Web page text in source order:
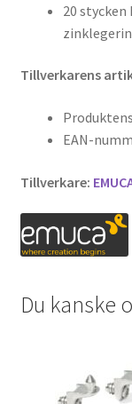
20 stycken
Tillverkarens
EAN-
Tillverkare:
Du kanske